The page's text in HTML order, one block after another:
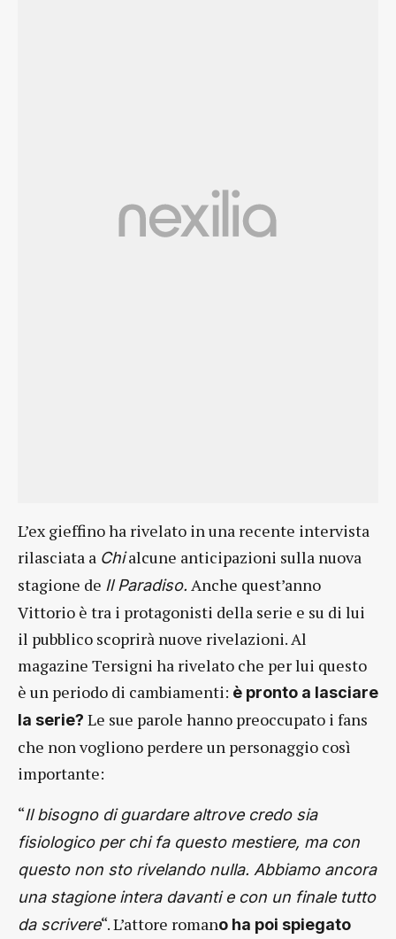
L’ex gieffino ha rivelato in una recente intervista
rilasciata a Chialcune anticipazioni sulla nuova
stagione de Il Paradiso. Anche quest’anno
Vittorio è tra i protagonisti della serie e su di lui
il pubblico scoprirà nuove rivelazioni. Al
magazine Tersigni ha rivelato che per lui questo
è un periodo di cambiamenti: è pronto a lasciare
la serie? Le sue parole hanno preoccupato i fans
che non vogliono perdere un personaggio così
importante:
“Il bisogno di guardare altrove credo sia
fisiologico per chi fa questo mestiere, ma con
questo non sto rivelando nulla. Abbiamo ancora
una stagione intera davanti e con un finale tutto
da scrivere“. L’attore romano ha poi spiegato